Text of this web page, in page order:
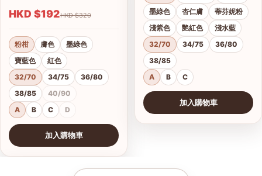
HKD $192 HKD $320
粉柑 膚色
墨綠色
寶藍色
紅色
32/70
34/75
36/80
38/85
40/90
A
B C D
加入購物車
墨綠色
杏仁膚
蒂芬妮粉
淺紫色
艷紅色
淺水藍
32/70
34/75
36/80
38/85
A
B C
加入購物車